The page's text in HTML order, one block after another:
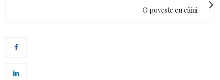
O poveste cu câini